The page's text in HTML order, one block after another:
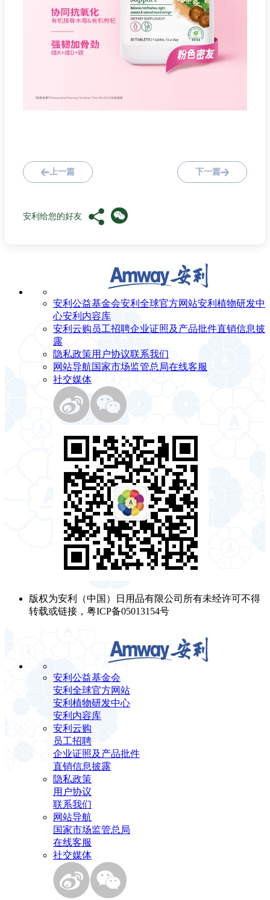
上一篇 下一篇
安利给您的好友
安利公益基金会安利全球官方网站安利植物研发中
心安利内容库
安利云购 员工招聘企业证照及产品批件直销信息披
露
隐私政策用户协议联系我们
网站导航国家市场监管总局在线客服
社交媒体
版权为安利（中国）日用品有限公司所有未经许可不得
转载或链接，粤ICP备05013154号
安利公益基金会
安利全球官方网站
安利植物研发中心
安利内容库
安利云购
员工招聘
企业证照及产品批件
直销信息披露
隐私政策
用户协议
联系我们
网站导航
国家市场监管总局
在线客服
社交媒体